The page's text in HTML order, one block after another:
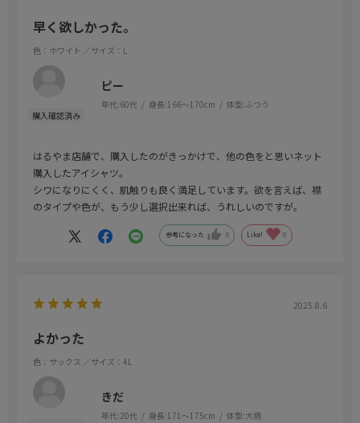
早く欲しかった。
色：ホワイト ／サイズ：L
ピー
年代:60代 身長:166～170cm 体型:ふつう
はるやま店舗で、購入したのがきっかけで、他の色をと思いネット
購入したアイシャツ。
シワになりにくく、肌触りも良く満足しています。欲を言えば、襟
のタイプや色が、もう少し選択出来れば、うれしいのですが。
参考になった 0 Like! 0
2025.8.6
よかった
色：サックス ／サイズ：4L
きだ
年代:20代 身長:171～175cm 体型:大柄